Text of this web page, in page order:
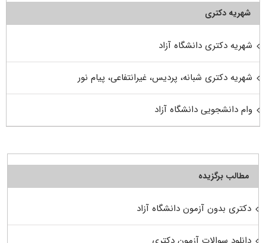
شهریه دکتری
شهریه دکتری دانشگاه آزاد
شهریه دکتری شبانه، پردیس، غیرانتفاعی، پیام نور
وام دانشجویی دانشگاه آزاد
مطالب برگزیده
دکتری بدون آزمون دانشگاه آزاد